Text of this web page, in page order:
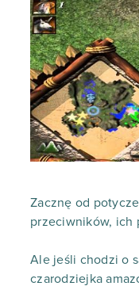
Zacznę od
przeciwników, ich
Ale jeśli chodzi o
czarodziejka